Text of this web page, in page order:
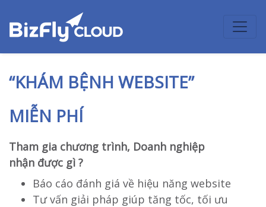
“KHÁM BỆNH WEBSITE”
MIỄN PHÍ
Tham gia chương trình, Doanh nghiệp
nhận được gì ?
Báo cáo đánh giá về hiệu năng website
Tư vấn giải pháp giúp tăng tốc, tối ưu